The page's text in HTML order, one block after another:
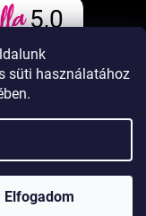
süti használatához
Elfogadom
5,0
jog fenntartva.